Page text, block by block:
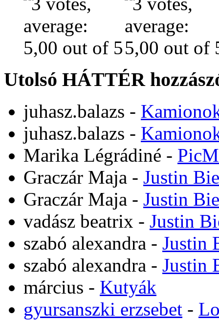
Utolsó HÁTTÉR
juhasz.balazs -
juhasz.balazs -
Marika Légrádiné -
Graczár Maja - Justin
Graczár Maja - Justin
vadász beatrix - Justin
szabó alexandra - Justin
szabó alexandra - Justin
március - Kutyák
gyursanszki erzsebet -